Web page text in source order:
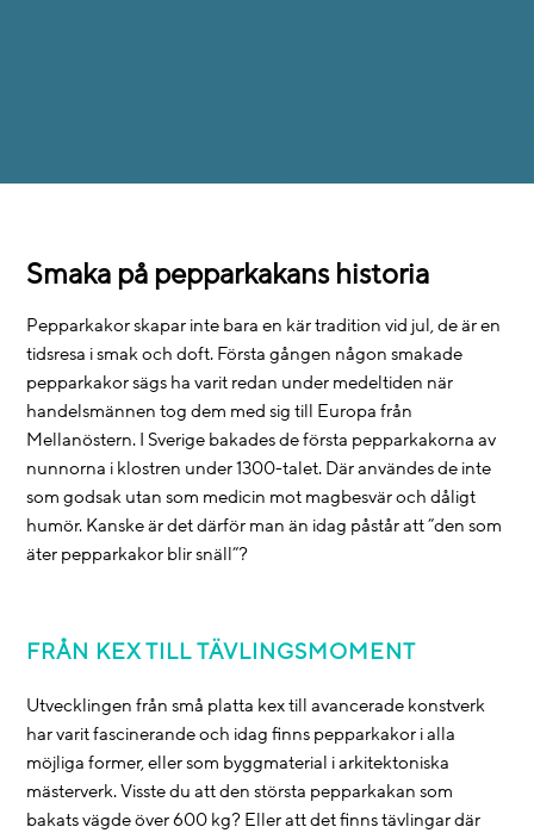
Smaka på pepparkakans historia
Pepparkakor skapar inte bara en kär tradition vid jul, de är en
tidsresa i smak och doft. Första gången någon smakade
pepparkakor sägs ha varit redan under medeltiden när
handelsmännen tog dem med sig till Europa från
Mellanöstern. I Sverige bakades de första pepparkakorna av
nunnorna i klostren under 1300-talet. Där användes de inte
som godsak utan som medicin mot magbesvär och dåligt
humör. Kanske är det därför man än idag påstår att ”den som
äter pepparkakor blir snäll”?
FRÅN KEX TILL TÄVLINGSMOMENT
Utvecklingen från små platta kex till avancerade konstverk
har varit fascinerande och idag finns pepparkakor i alla
möjliga former, eller som byggmaterial i arkitektoniska
mästerverk. Visste du att den största pepparkakan som
bakats vägde över 600 kg? Eller att det finns tävlingar där